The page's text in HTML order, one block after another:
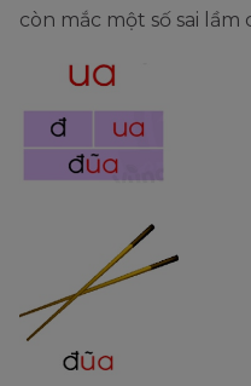
còn mắc một số sai lầm